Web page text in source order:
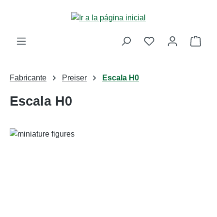
Saltar al contenido principal
La
Fabricante Preiser Escala H0
Escala H0